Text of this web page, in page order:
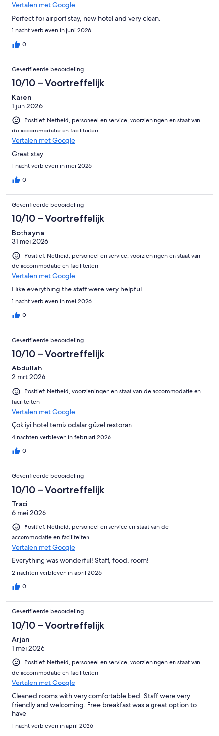
Vertalen met Google
Perfect for airport stay, new hotel and very clean.
1 nacht verbleven in juni 2026
0
Geverifieerde beoordeling
10/10 – Voortreffelijk
Karen
1 jun 2026
Positief: Netheid, personeel en service, voorzieningen en staat van
de accommodatie en faciliteiten
Vertalen met Google
Great stay
1 nacht verbleven in mei 2026
0
Geverifieerde beoordeling
10/10 – Voortreffelijk
Bothayna
31 mei 2026
Positief: Netheid, personeel en service, voorzieningen en staat van
de accommodatie en faciliteiten
Vertalen met Google
I like everything the staff were very helpful
1 nacht verbleven in mei 2026
0
Geverifieerde beoordeling
10/10 – Voortreffelijk
Abdullah
2 mrt 2026
Positief: Netheid, voorzieningen en staat van de accommodatie en
faciliteiten
Vertalen met Google
Çok iyi hotel temiz odalar güzel restoran
4 nachten verbleven in februari 2026
0
Geverifieerde beoordeling
10/10 – Voortreffelijk
Traci
6 mei 2026
Positief: Netheid, personeel en service en staat van de
accommodatie en faciliteiten
Vertalen met Google
Everything was wonderful! Staff, food, room!
2 nachten verbleven in april 2026
0
Geverifieerde beoordeling
10/10 – Voortreffelijk
Arjan
1 mei 2026
Positief: Netheid, personeel en service, voorzieningen en staat van
de accommodatie en faciliteiten
Vertalen met Google
Cleaned rooms with very comfortable bed. Staff were very
friendly and welcoming. Free breakfast was a great option to
have
1 nacht verbleven in april 2026